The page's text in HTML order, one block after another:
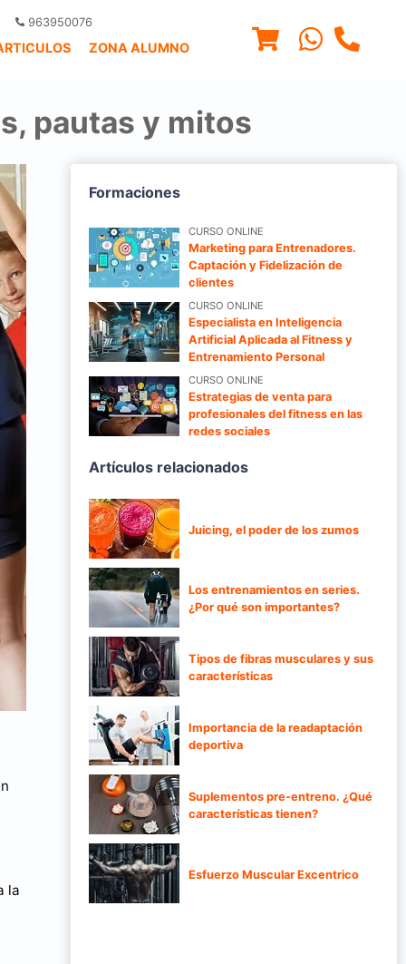
963950076
ZONA ALUMNO
pautas y mitos
la
Formaciones
CURSO ONLINE
Marketing para Entrenadores.
Captación y Fidelización de
clientes
CURSO ONLINE
Especialista en Inteligencia
Artificial Aplicada al Fitness y
Entrenamiento Personal
CURSO ONLINE
Estrategias de venta para
profesionales del fitness en las
redes sociales
Artículos relacionados
Juicing, el poder de los zumos
Los entrenamientos en series.
¿Por qué son importantes?
Tipos de fibras musculares y sus
características
Importancia de la readaptación
deportiva
Suplementos pre-entreno. ¿Qué
características tienen?
Esfuerzo Muscular Excentrico